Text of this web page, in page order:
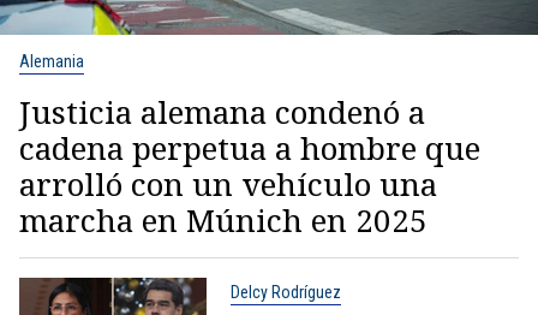
Alemania
Justicia alemana condenó a
cadena perpetua a hombre que
arrolló con un vehículo una
marcha en Múnich en 2025
Delcy Rodríguez